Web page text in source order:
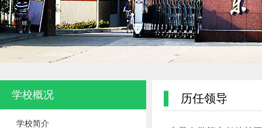
学校概况
学校简介
历任领导